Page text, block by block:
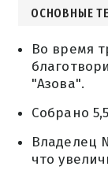
ОСНОВНЫЕ
Во время
"Азова".
Собрано
Владелец
что